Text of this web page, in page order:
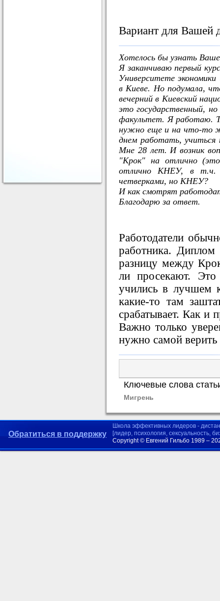
Вариант для Вашей
Хотелось бы узнать
Я заканчиваю первый
Университете
в Киеве. Но подумала,
вечерний в Киевский
это государственный,
факультет. Я работаю.
нужно еще и на что-то
днем работать,
Мне 28 лет. И возник
"Крок" на отлично
отлично КНЕУ, в т.ч.
четверками, но КНЕУ?
И как смотрят
Благодарю за ответ.
Работодатели
работника.
разницу между
ли просекают.
учились в лучшем
какие-то там
срабатывает. Как и
Важно только
нужно самой верить
Ключевые слова
Мигрень
Обратиться в поддержку
Школа эффективных лидеров -
[лидер, психология, сексуальность,
Copyright © Евгений Гильбо 1989 –